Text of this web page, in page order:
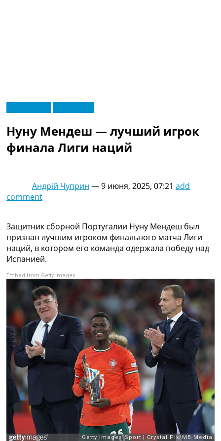
МенюНовости футбола
Видео
Трансферы
Конкурс прогнозов
Коллективный прогноз
Турниры
Чемпионат Мира
Украина. Премьер-Лига
Украина. Первая Лига
Лига Чемпионов
Англия. Премьер Лига
Испания. Ла Лига
Другие Турниры >>>
Таблицы
Таблицы групп Чемпионата Мира
Украина. Премьер-Лига
Украина. Первая Лига
Лига Чемпионов. Таблицы групп
Англия. Премьер-Лига
Испания. Ла Лига
Все таблицы >>>
Рейтинги
Рейтинг стран УЕФА
Рейтинг клубов УЕФА
Нуну Мендеш — лучший игрок
финала Лиги наций
Андрій Чуприн —9 июня, 2025, 07:21 add
comment
Защитник сборной Португалии Нуну Мендеш был
признан лучшим игроком финального матча Лиги
наций, в котором его команда одержала победу над
Испанией.
Embed from Getty Images